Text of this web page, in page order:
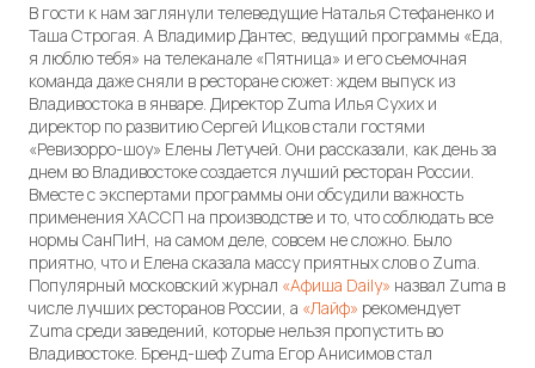
В гости к нам заглянули телеведущие Наталья Стефаненко и
Таша Строгая. А Владимир Дантес, ведущий программы «Еда,
я люблю тебя» на телеканале «Пятница» и его съемочная
команда даже сняли в ресторане сюжет: ждем выпуск из
Владивостока в январе. Директор Zuma Илья Сухих и
директор по развитию Сергей Ицков стали гостями
«Ревизорро-шоу» Елены Летучей. Они рассказали, как день за
днем во Владивостоке создается лучший ресторан России.
Вместе с экспертами программы они обсудили важность
применения ХАССП на производстве и то, что соблюдать все
нормы СанПиН, на самом деле, совсем не сложно. Было
приятно, что и Елена сказала массу приятных слов о Zuma.
Популярный московский журнал «Афиша Daily» назвал Zuma в
числе лучших ресторанов России, а «Лайф» рекомендует
Zuma среди заведений, которые нельзя пропустить во
Владивостоке. Бренд-шеф Zuma Егор Анисимов стал